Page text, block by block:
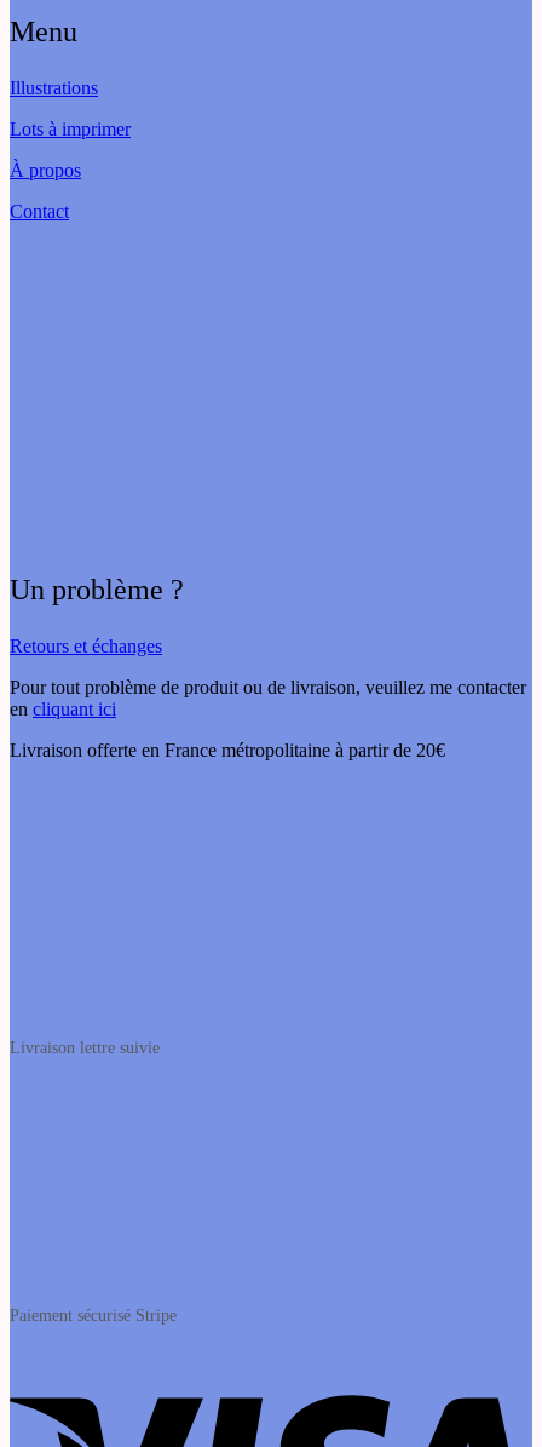
Menu
Illustrations
Lots à imprimer
À propos
Contact
Un problème ?
Retours et échanges
Pour tout problème de produit ou de livraison, veuillez me contacter
en cliquant ici
Livraison offerte en France métropolitaine à partir de 20€
Livraison lettre suivie
Paiement sécurisé Stripe